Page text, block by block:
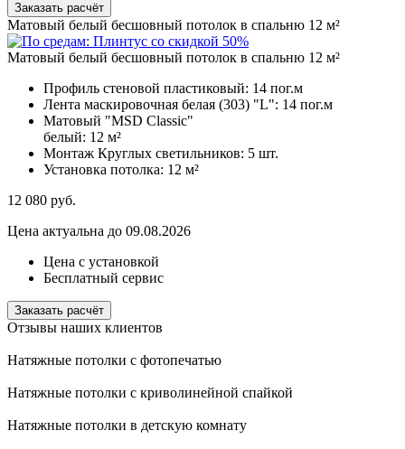
Заказать расчёт
Матовый белый бесшовный потолок в спальню 12 м²
Матовый белый бесшовный потолок в спальню 12 м²
Профиль стеновой пластиковый: 14 пог.м
Лента маскировочная белая (303) "L": 14 пог.м
Матовый "MSD Classic"
белый: 12 м²
Монтаж Круглых светильников: 5 шт.
Установка потолка: 12 м²
12 080 руб.
Цена актуальна до 09.08.2026
Цена с установкой
Бесплатный сервис
Заказать расчёт
Отзывы наших клиентов
Натяжные потолки с фотопечатью
Натяжные потолки с криволинейной спайкой
Натяжные потолки в детскую комнату